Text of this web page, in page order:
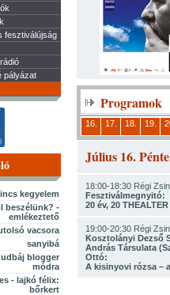
fesztiválújság
pályázat
kegyelem
beszélünk? -
emlékeztető
vacsora
sanyibá
blogger
módra
- lajkó félix:
bőrkert
Programok
16. 17. 18. 19.
Július 16.
18:00-18:30 Régi
Fesztiválmegnyitó:
20 év, 20 THEALTER
19:00-20:30 Régi
Kosztolányi Dezső
András Társulata
Ottó:
A kisinyovi rózsa –